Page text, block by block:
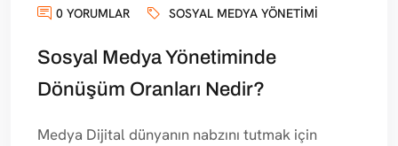
0 YORUMLAR
SOSYAL MEDYA YÖNETIMI
Sosyal Medya Yönetiminde
Dönüşüm Oranları Nedir?
Medya Dijital dünyanın nabzını tutmak için